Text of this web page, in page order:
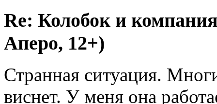
Re: Колобок и
Аперо, 12+)
Странная ситуация.
виснет. У меня она